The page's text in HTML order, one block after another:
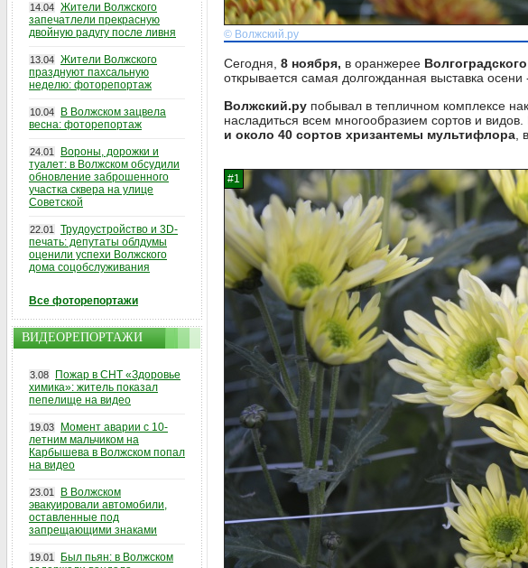
© Волжский.ру
Сегодня, 8 ноября, в оранжерее
открывается самая долгожданная выставка осени
Волжский.ру побывал в тепличном комплексе
насладиться всем многообразием сортов и
и около 40 сортов хризантемы мультифлора
14.04 Жители Волжского
запечатлели прекрасную
двойную радугу после ливня
13.04 Жители Волжского
празднуют пахсальную
неделю: фоторепортаж
10.04
В Волжском зацвела
весна: фоторепортаж
24.01
Вороны, дорожки и
туалет: в Волжском обсудили
обновление заброшенного
участка сквера на улице
Советской
22.01
Трудоустройство и 3D-
печать: депутаты облдумы
оценили успехи Волжского
дома соцобслуживания
Все фоторепортажи
ВИДЕОРЕПОРТАЖИ
3.08
Пожар в СНТ «Здоровье
химика»: житель показал
пепелище на видео
19.03
Момент аварии с 10-
летним мальчиком на
Карбышева в Волжском попал
на видео
23.01
В Волжском
эвакуировали автомобили,
оставленные под
запрещающими знаками
19.01
Был пьян: в Волжском